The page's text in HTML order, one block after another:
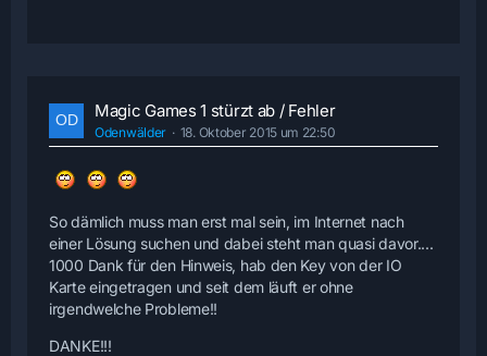
Magic Games 1 stürzt ab / Fehler
Odenwälder 18. Oktober 2015 um 22:50
So dämlich muss man erst mal sein, im Internet nach
einer Lösung suchen und dabei steht man quasi davor....
1000 Dank für den Hinweis, hab den Key von der IO
Karte eingetragen und seit dem läuft er ohne
irgendwelche Probleme!!
DANKE!!!